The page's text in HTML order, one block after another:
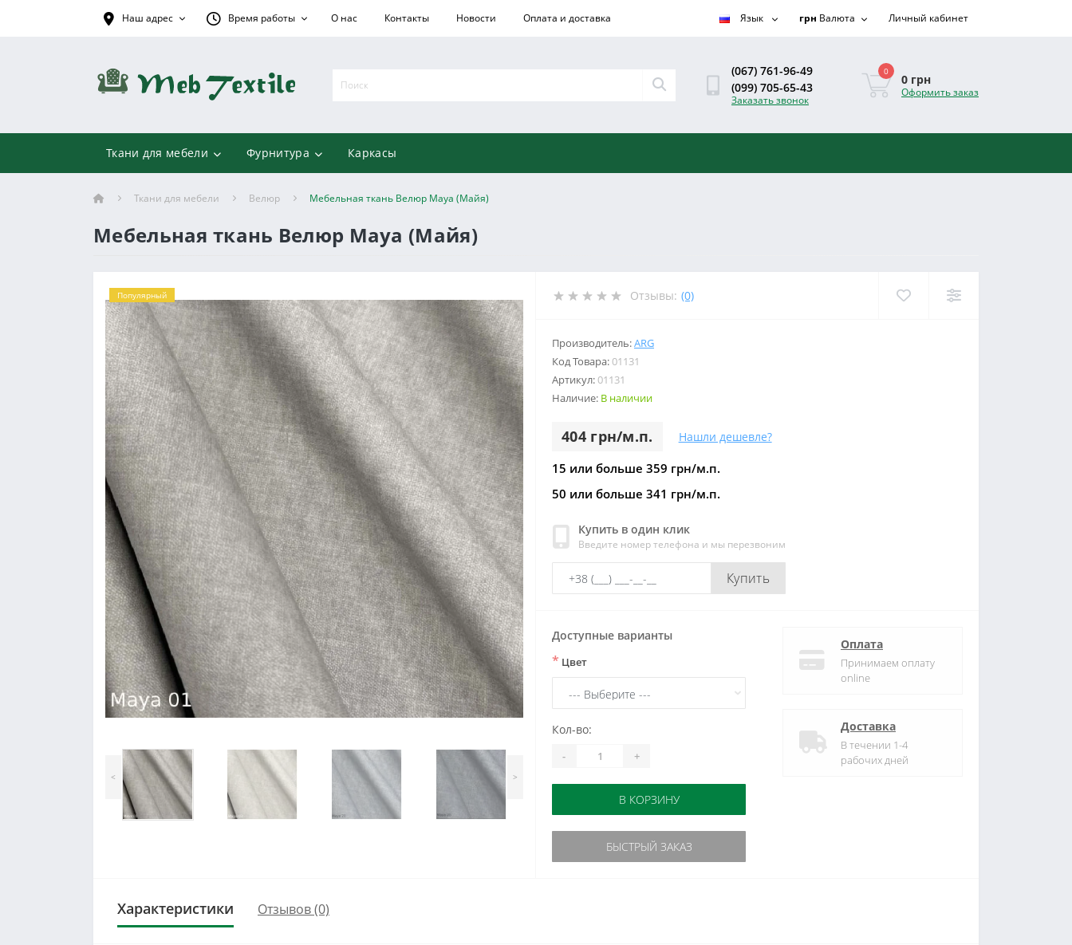
Наш адрес Время работы О нас Контакты Новости Оплата и доставка Язык грн Валюта Личный кабинет
(067) 761-96-49
(099) 705-65-43
Заказать звонок
0
0 грн
Оформить заказ
Ткани для мебели Фурнитура Каркасы
Ткани для мебели Велюр Мебельная ткань Велюр Maya (Майя)
Мебельная ткань Велюр Maya (Майя)
Популярный
< >
Отзывы: (0)
Производитель:ARG
Код Товара:01131
Артикул:01131
Наличие: В наличии
404 грн/м.п. Нашли дешевле?
15 или больше 359 грн/м.п.
50 или больше 341 грн/м.п.
Купить в один клик
Введите номер телефона и мы перезвоним
Купить
Доступные варианты
* Цвет
Кол-во:
- +
В КОРЗИНУ
БЫСТРЫЙ ЗАКАЗ
Оплата
Принимаем оплату
online
Доставка
В течении 1-4
рабочих дней
Характеристики Отзывов (0)